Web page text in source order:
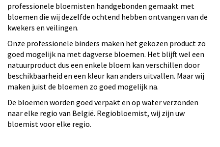
professionele bloemisten handgebonden gemaakt met
bloemen die wij dezelfde ochtend hebben ontvangen van de
kwekers en veilingen.
Onze professionele binders maken het gekozen product zo
goed mogelijk na met dagverse bloemen. Het blijft wel een
natuurproduct dus een enkele bloem kan verschillen door
beschikbaarheid en een kleur kan anders uitvallen. Maar wij
maken juist de bloemen zo goed mogelijk na.
De bloemen worden goed verpakt en op water verzonden
naar elke regio van België. Regiobloemist, wij zijn uw
bloemist voor elke regio.